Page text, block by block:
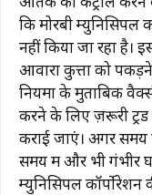
कि मोरबी म्युनिसिपल
नहीं किया जा रहा है।
आवारा कुत्तों को
नियमों के मुताबिक
करने के लिए ज़रूरी
कराई जाएं। अगर समय
समय में और भी गंभीर
म्युनिसिपल कॉर्पोरेशन